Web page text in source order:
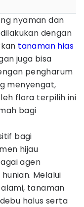
nyaman dan
dengan
tanaman hias
juga bisa
pengharum
menyengat,
flora terpilih ini
bagi
bagi
hijau
agen
Melalui
tanaman
halus serta